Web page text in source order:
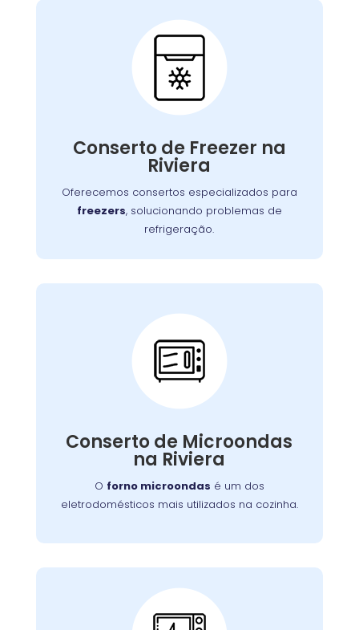
Conserto de Freezer na
Riviera
Oferecemos consertos especializados para
freezers, solucionando problemas de
refrigeração.
Conserto de Freezer:
Nossos especialistas estão prontos para
ou componentes elétricos, garantindo o
congelamento adequada dos alimentos.
Conserto de Microondas
na Riviera
O forno microondas é um dos
eletrodomésticos mais utilizados na cozinha.
Conserto de
Microondas:
Se o seu aparelho apresenta problemas como
equipe está preparada para consertá-lo com
eficiência, garantindo sua funcionalidade no